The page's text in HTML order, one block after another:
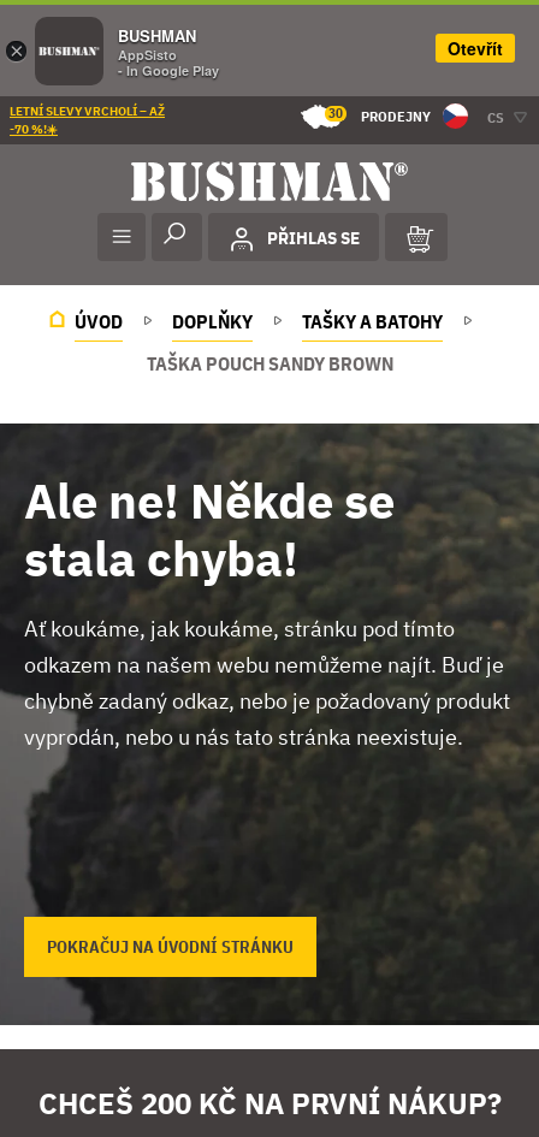
LETNÍ SLEVY VRCHOLÍ – AŽ
-70 %!☀️
30 PRODEJNY CS
PŘIHLAS SE
ÚVOD DOPLŇKY
TAŠKY A BATOHY
TAŠKA POUCH SANDY BROWN
Ale ne! Někde se
stala chyba!
Ať koukáme, jak koukáme, stránku pod tímto
odkazem na našem webu nemůžeme najít. Buď je
chybně zadaný odkaz, nebo je požadovaný produkt
vyprodán, nebo u nás tato stránka neexistuje.
POKRAČUJ NA ÚVODNÍ STRÁNKU
CHCEŠ 200 KČ NA PRVNÍ NÁKUP?
×
BUSHMAN
AppSisto
- In Google Play
Otevřít